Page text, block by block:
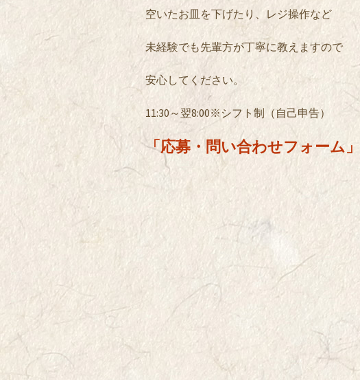
空いたお皿を下げたり、レジ操作など
未経験でも先輩方が丁寧に教えますので
安心してください。
11:30～翌8:00※シフト制（自己申告）
「応募・問い合わせフォーム」